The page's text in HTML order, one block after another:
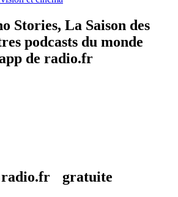
Stories, La Saison des
podcasts du monde
de radio.fr
radio.fr gratuite